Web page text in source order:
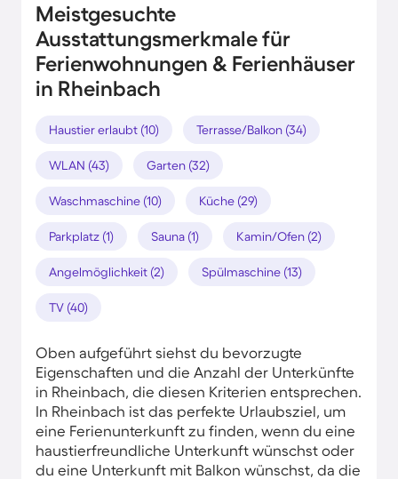
Meistgesuchte
Ausstattungsmerkmale für
Ferienwohnungen & Ferienhäuser
in Rheinbach
Haustier erlaubt (10) Terrasse/Balkon (34)
WLAN (43) Garten (32)
Waschmaschine (10) Küche (29)
Parkplatz (1) Sauna (1) Kamin/Ofen (2)
Angelmöglichkeit (2) Spülmaschine (13)
TV (40)
Oben aufgeführt siehst du bevorzugte
Eigenschaften und die Anzahl der Unterkünfte
in Rheinbach, die diesen Kriterien entsprechen.
In Rheinbach ist das perfekte Urlaubsziel, um
eine Ferienunterkunft zu finden, wenn du eine
haustierfreundliche Unterkunft wünschst oder
du eine Unterkunft mit Balkon wünschst, da die